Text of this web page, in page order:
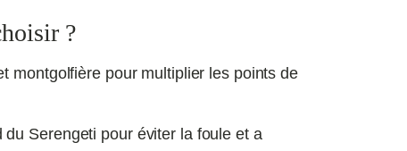
?
montgolfière pour multiplier les points de
Serengeti pour éviter la foule et a